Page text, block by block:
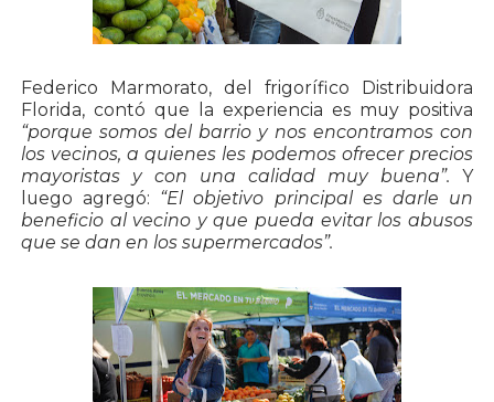
Federico Marmorato, del frigorífico Distribuidora
Florida, contó que la experiencia es muy positiva
“porque somos del barrio y nos encontramos con
los vecinos, a quienes les podemos ofrecer precios
mayoristas y con una calidad muy buena”. Y
luego agregó: “El objetivo principal es darle un
beneficio al vecino y que pueda evitar los abusos
que se dan en los supermercados”.